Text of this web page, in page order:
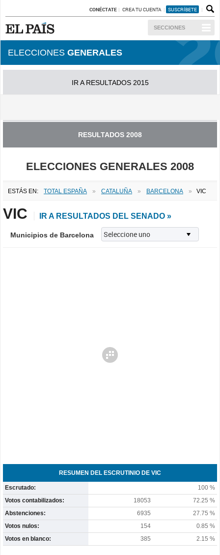
CONÉCTATE CREA TU CUENTA SUSCRÍBETE
SECCIONES
ELECCIONES GENERALES
IR A RESULTADOS 2015
RESULTADOS 2008
ELECCIONES GENERALES 2008
ESTÁS EN: TOTAL ESPAÑA » CATALUÑA » BARCELONA » VIC
VIC IR A RESULTADOS DEL SENADO »
Municipios de Barcelona
RESUMEN DEL ESCRUTINIO DE VIC
Escrutado:
100 %
Votos contabilizados:
18053
72.25 %
Abstenciones:
6935
27.75 %
Votos nulos:
154
0.85 %
Votos en blanco:
385 2.15 %